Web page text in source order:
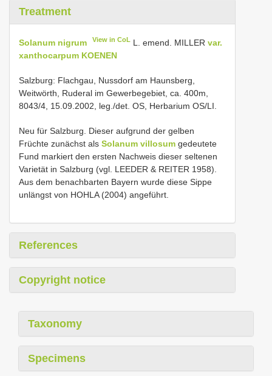
Treatment
Solanum nigrum View in CoL L. emend. MILLERvar.
xanthocarpum KOENEN
Salzburg: Flachgau, Nussdorf am Haunsberg,
Weitwörth, Ruderal im Gewerbegebiet, ca. 400m,
8043/4, 15.09.2002, leg./det. OS, Herbarium OS/LI.
Neu für Salzburg. Dieser aufgrund der gelben
Früchte zunächst als Solanum villosum gedeutete
Fund markiert den ersten Nachweis dieser seltenen
Varietät in Salzburg (vgl. LEEDER & REITER 1958).
Aus dem benachbarten Bayern wurde diese Sippe
unlängst von HOHLA (2004) angeführt.
References
Copyright notice
Taxonomy
Specimens